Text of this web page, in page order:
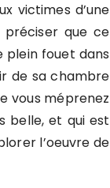
victimes d’une
préciser que ce
plein fouet dans
de sa chambre
vous méprenez
belle, et qui est
l’oeuvre de